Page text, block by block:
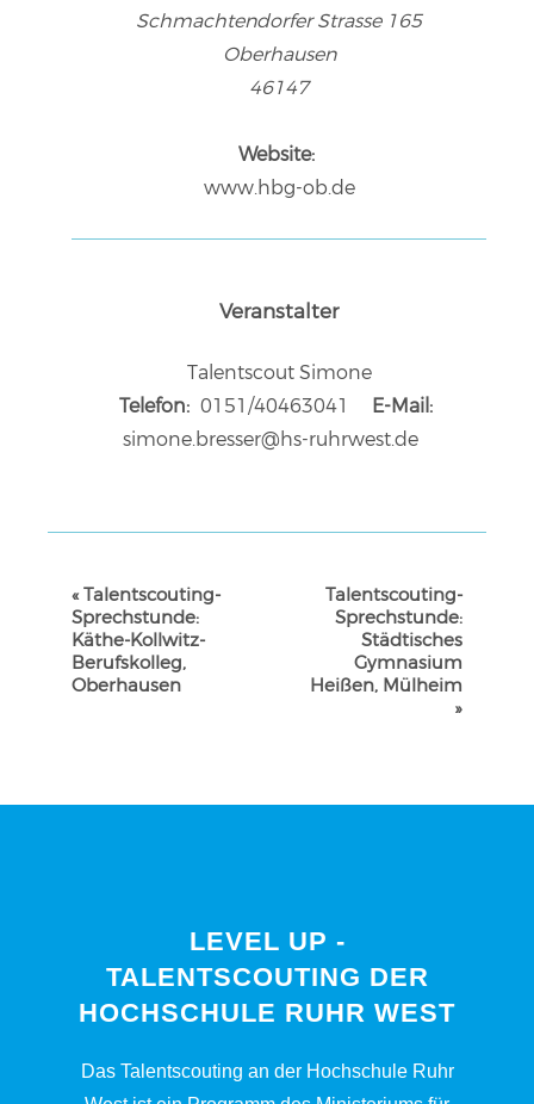
Schmachtendorfer Strasse 165
Oberhausen
46147
Website:
www.hbg-ob.de
Veranstalter
Talentscout Simone
Telefon: 0151/40463041
E-Mail:
simone.bresser@hs-ruhrwest.de
VERANSTALTUNG-
NAVIGATION
«Talentscouting-
Sprechstunde:
Käthe-Kollwitz-
Berufskolleg,
Oberhausen
Talentscouting-
Sprechstunde:
Städtisches
Gymnasium
Heißen, Mülheim
»
LEVEL UP -
TALENTSCOUTING DER
HOCHSCHULE RUHR WEST
Das Talentscouting an der Hochschule Ruhr